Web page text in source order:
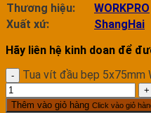
Thương hiệu:
WORKPRO
Xuất xứ:
ShangHai
Hãy liên hệ kinh doan để
Tua vít đầu bẹp 5x75mm
Thêm vào giỏ hàng Click vào giỏ